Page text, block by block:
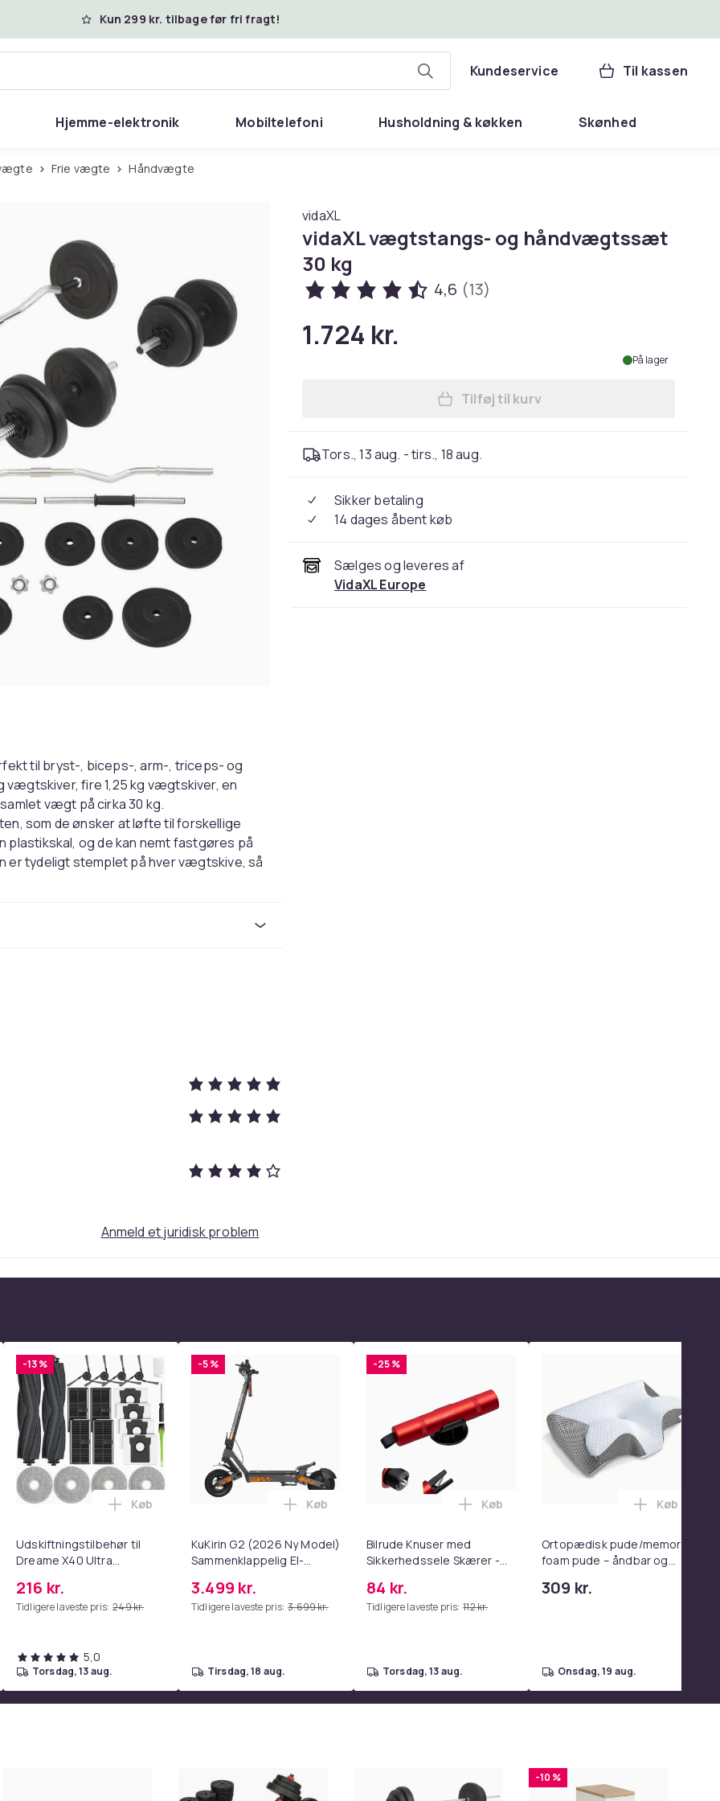
Kun 299 kr. tilbage før fri fragt!
Kundeservice Til kassen
Hjemme-elektronik Mobiltelefoni Husholdning & køkken Skønhed
Frie vægte Håndvægte
til bryst-, biceps-, arm-, triceps- og
vægtskiver, fire 1,25 kg vægtskiver, en
vægt på cirka 30 kg.
som de ønsker at løfte til forskellige
og de kan nemt fastgøres på
tydeligt stemplet på hver vægtskive, så
30000
74ac6736-c0de-4dbb-a0e2-21d2b803eda1
vidaXL
vidaXL vægtstangs- og håndvægtssæt
30 kg
4,6 (13)
1.724 kr.
På lager
Læg vidaXL vægtstangs- og
Tilføj til kurv
Tors., 13 aug. - tirs., 18 aug.
Sikker betaling
14 dages åbent køb
Sælges og leveres af
VidaXL Europe
Anmeld et juridisk problem
- Mave- og coretræning, yoga og hjemmetræningscenter Pink i kurven
Beauty Vanity Namira - make up spejl med belysning - hollywood spejl - schminke spejl med lys - hvid - dæmpbar med tre
-13 %
Udskiftningstilbehør til
Dreame X40 Ultra
216 kr.
Tidligere laveste pris: 249 kr.
Læg Udskiftningstilbehør til Dreame X40 Ultra Complete i kurven
Køb
5,0
torsdag, 13 aug.
-5 %
KuKirin G2 (2026 Ny Model)
Sammenklappelig El-
km Rækkevidde, Maks.
Hastighed 45 km/t, 10
3.499 kr.
Tidligere laveste pris: 3.699 kr.
Læg KuKirin G2 (2026 Ny Model) Sammenklappelig El-Scooter 800W
Køb
tirsdag, 18 aug.
-25 %
Bilrude Knuser med
Sikkerhedssele Skærer -
Kompatibel med Alle
Bilmodeller Red
84 kr.
Tidligere laveste pris: 112 kr.
Læg Bilrude Knuser med
Køb
torsdag, 13 aug.
Ortopædisk pude/memory
foam pude – åndbar og
309 kr.
Læg
Køb
onsdag, 19 aug.
-10 %